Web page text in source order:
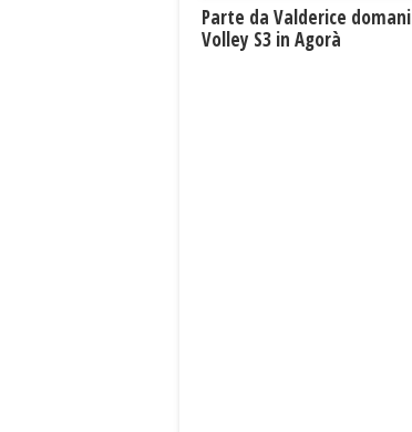
Parte da Valderice domani
Volley S3 in Agorà